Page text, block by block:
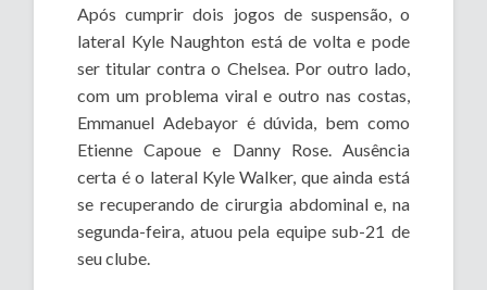
Após cumprir dois jogos de suspensão, o
lateral Kyle Naughton está de volta e pode
ser titular contra o Chelsea. Por outro lado,
com um problema viral e outro nas costas,
Emmanuel Adebayor é dúvida, bem como
Etienne Capoue e Danny Rose. Ausência
certa é o lateral Kyle Walker, que ainda está
se recuperando de cirurgia abdominal e, na
segunda-feira, atuou pela equipe sub-21 de
seu clube.